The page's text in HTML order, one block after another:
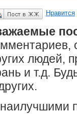
в ЖЖ Нравится
людей,
и т.д.